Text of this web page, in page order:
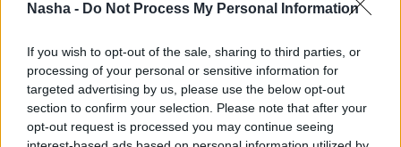
Nasha - Do Not Process My Personal Information
If you wish to opt-out of the sale, sharing to third parties, or
processing of your personal or sensitive information for
targeted advertising by us, please use the below opt-out
section to confirm your selection. Please note that after your
opt-out request is processed you may continue seeing